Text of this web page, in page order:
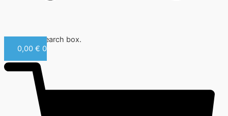
Close this search box.
0,00 € 0